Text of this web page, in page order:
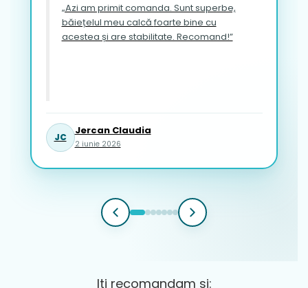
„Azi am primit comanda. Sunt superbe,
băiețelul meu calcă foarte bine cu
acestea și are stabilitate. Recomand!”
JC
Jercan Claudia
2 iunie 2026
Iti recomandam si: